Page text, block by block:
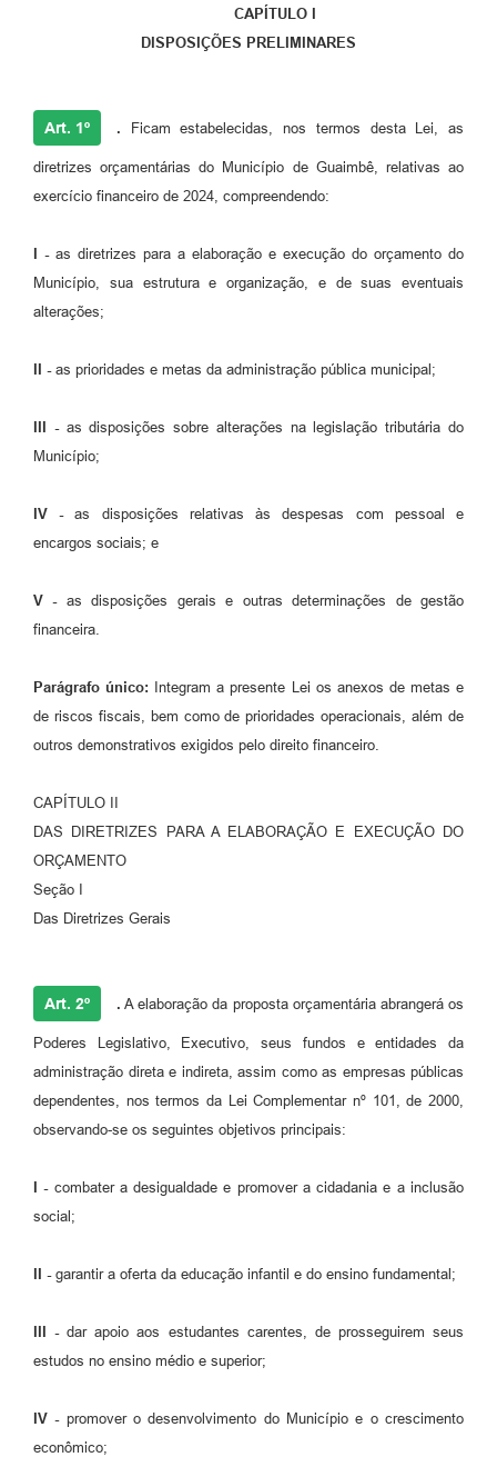
CAPÍTULO I
DISPOSIÇÕES PRELIMINARES
Art. 1º . Ficam estabelecidas, nos termos desta Lei, as
diretrizes orçamentárias do Município de Guaimbê, relativas ao
exercício financeiro de 2024, compreendendo:
I - as diretrizes para a elaboração e execução do orçamento do
Município, sua estrutura e organização, e de suas eventuais
alterações;
II -as prioridades e metas da administração pública municipal;
III - as disposições sobre alterações na legislação tributária do
Município;
IV -as disposições relativas às despesas com pessoal e
encargos sociais; e
V - as disposições gerais e outras determinações de gestão
financeira.
Parágrafo único: Integram a presente Lei os anexos de metas e
de riscos fiscais, bem como de prioridades operacionais, além de
outros demonstrativos exigidos pelo direito financeiro.
CAPÍTULO II
DAS DIRETRIZES PARA A ELABORAÇÃO E EXECUÇÃO DO
ORÇAMENTO
Seção I
Das Diretrizes Gerais
Art. 2º . A elaboração da proposta orçamentária abrangerá os
Poderes Legislativo, Executivo, seus fundos e entidades da
administração direta e indireta, assim como as empresas públicas
dependentes, nos termos da Lei Complementar nº 101, de 2000,
observando-se os seguintes objetivos principais:
I -combater a desigualdade e promover a cidadania e a inclusão
social;
II -garantir a oferta da educação infantil e do ensino fundamental;
III -dar apoio aos estudantes carentes, de prosseguirem seus
estudos no ensino médio e superior;
IV -promover o desenvolvimento do Município e o crescimento
econômico;